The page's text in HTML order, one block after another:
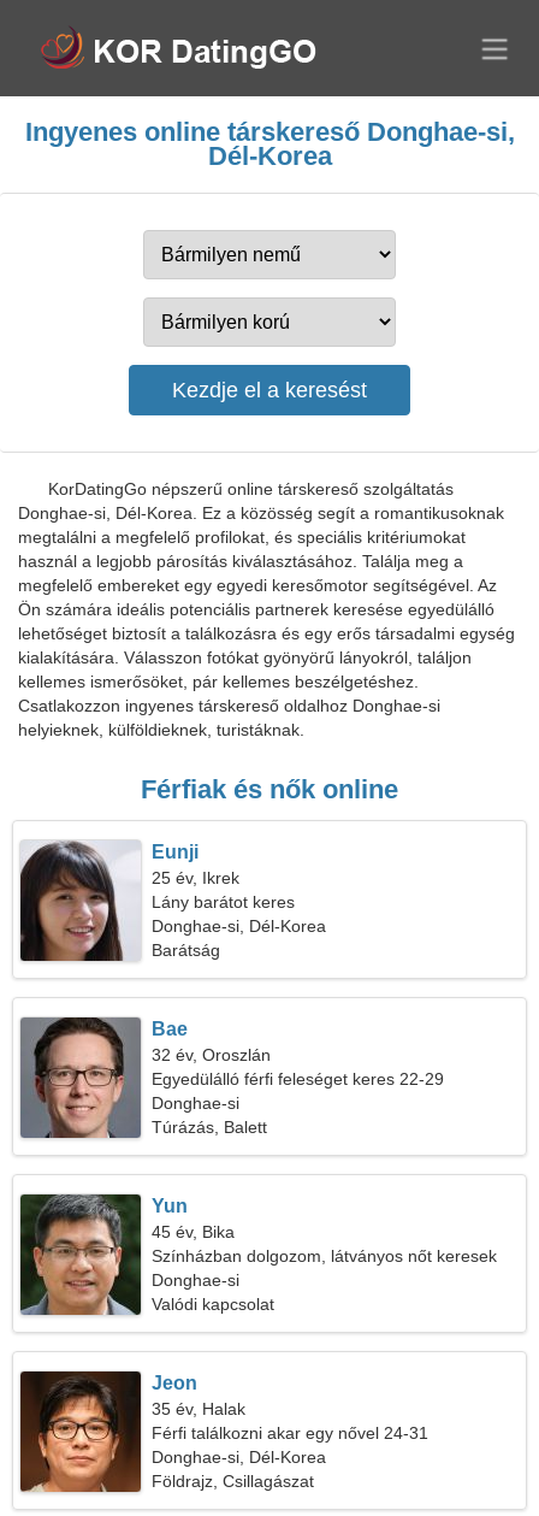
Ingyenes online társkereső Donghae-si,
Dél-Korea
KorDatingGo népszerű online társkereső szolgáltatás
Donghae-si, Dél-Korea. Ez a közösség segít a romantikusoknak
megtalálni a megfelelő profilokat, és speciális kritériumokat
használ a legjobb párosítás kiválasztásához. Találja meg a
megfelelő embereket egy egyedi keresőmotor segítségével. Az
Ön számára ideális potenciális partnerek keresése egyedülálló
lehetőséget biztosít a találkozásra és egy erős társadalmi egység
kialakítására. Válasszon fotókat gyönyörű lányokról, találjon
kellemes ismerősöket, pár kellemes beszélgetéshez.
Csatlakozzon ingyenes társkereső oldalhoz Donghae-si
helyieknek, külföldieknek, turistáknak.
Férfiak és nők online
Eunji
25 év, Ikrek
Lány barátot keres
Donghae-si, Dél-Korea
Barátság
Bae
32 év, Oroszlán
Egyedülálló férfi feleséget keres 22-29
Donghae-si
Túrázás, Balett
Yun
45 év, Bika
Színházban dolgozom, látványos nőt keresek
Donghae-si
Valódi kapcsolat
Jeon
35 év, Halak
Férfi találkozni akar egy nővel 24-31
Donghae-si, Dél-Korea
Földrajz, Csillagászat